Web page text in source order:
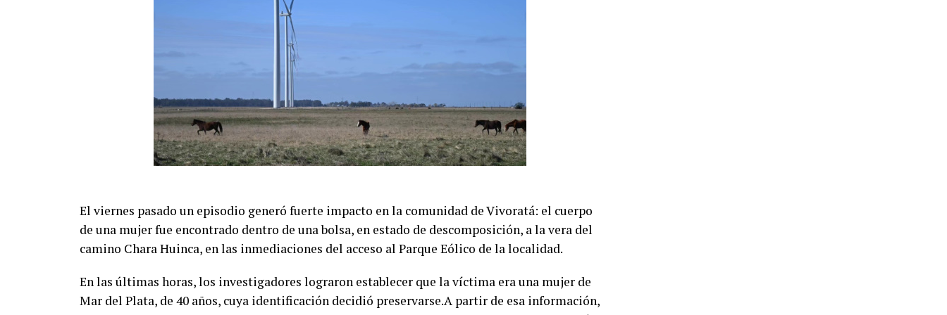
Evento: 30° Fiesta Nacional del Chocolate Artesanal (ChocoGesell)
Fecha: Fin de semana largo del 17 de Agosto de 2026
Lugar: Pinar del Norte (Alameda 202 y Calle 303, Villa Gesell)
Acceso: Libre y gratuito para toda la comunidad y visitantes
El viernes pasado un episodio generó fuerte impacto en la comunidad de Vivoratá: el cuerpo
de una mujer fue encontrado dentro de una bolsa, en estado de descomposición, a la vera del
camino Chara Huinca, en las inmediaciones del acceso al Parque Eólico de la localidad.
En las últimas horas, los investigadores lograron establecer que la víctima era una mujer de
Mar del Plata, de 40 años, cuya identificación decidió preservarse.A partir de esa información,